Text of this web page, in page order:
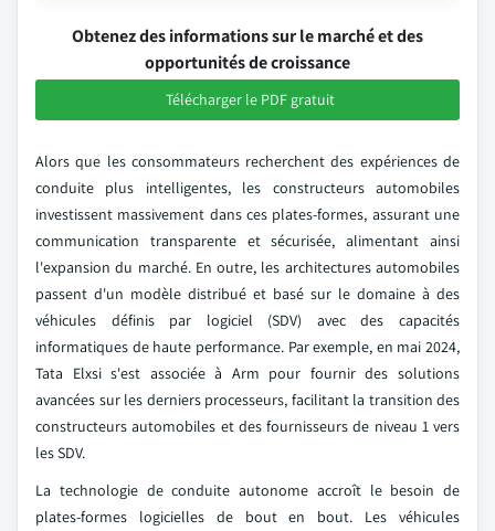
Obtenez des informations sur le marché et des
opportunités de croissance
Télécharger le PDF gratuit
Alors que les consommateurs recherchent des expériences de
conduite plus intelligentes, les constructeurs automobiles
investissent massivement dans ces plates-formes, assurant une
communication transparente et sécurisée, alimentant ainsi
l'expansion du marché. En outre, les architectures automobiles
passent d'un modèle distribué et basé sur le domaine à des
véhicules définis par logiciel (SDV) avec des capacités
informatiques de haute performance. Par exemple, en mai 2024,
Tata Elxsi s'est associée à Arm pour fournir des solutions
avancées sur les derniers processeurs, facilitant la transition des
constructeurs automobiles et des fournisseurs de niveau 1 vers
les SDV.
La technologie de conduite autonome accroît le besoin de
plates-formes logicielles de bout en bout. Les véhicules